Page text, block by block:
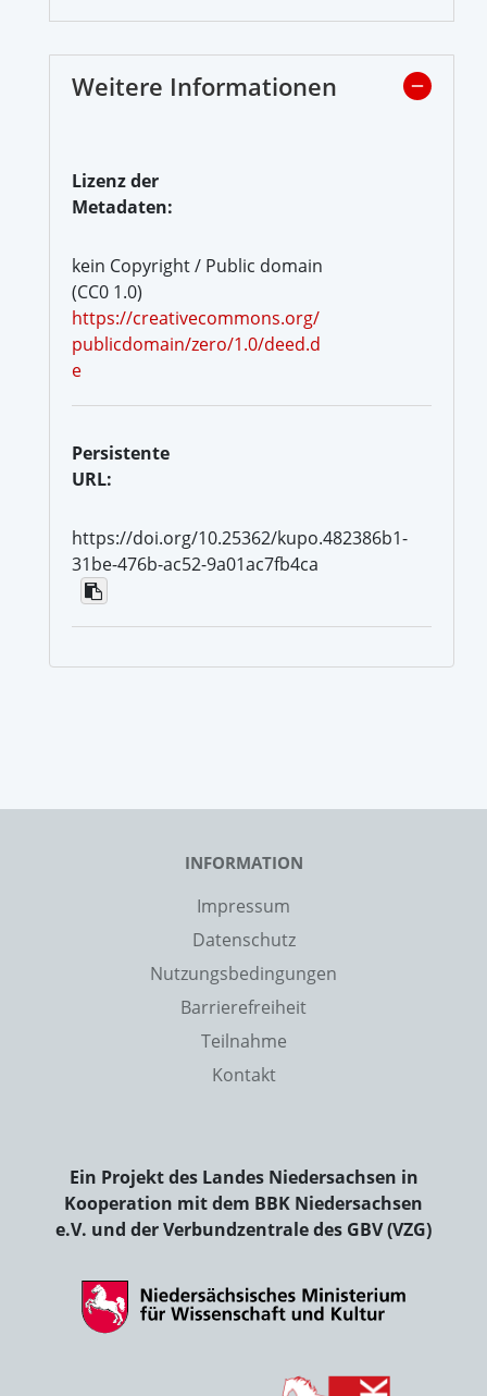
Weitere Informationen
Lizenz der
Metadaten:
kein Copyright / Public domain
(CC0 1.0)
https://creativecommons.org/
publicdomain/zero/1.0/deed.d
e
Persistente
URL:
https://doi.org/10.25362/kupo.482386b1-
31be-476b-ac52-9a01ac7fb4ca
INFORMATION
Impressum
Datenschutz
Nutzungsbedingungen
Barrierefreiheit
Teilnahme
Kontakt
Ein Projekt des Landes Niedersachsen in
Kooperation mit dem BBK Niedersachsen
e.V. und der Verbundzentrale des GBV (VZG)